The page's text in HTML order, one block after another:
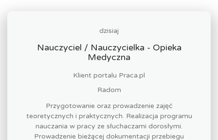
dzisiaj
Nauczyciel / Nauczycielka - Opieka
Medyczna
Klient portalu Praca.pl
Radom
Przygotowanie oraz prowadzenie zajęć
teoretycznych i praktycznych. Realizacja programu
nauczania w pracy ze słuchaczami dorosłymi.
Prowadzenie bieżącej dokumentacji przebiegu